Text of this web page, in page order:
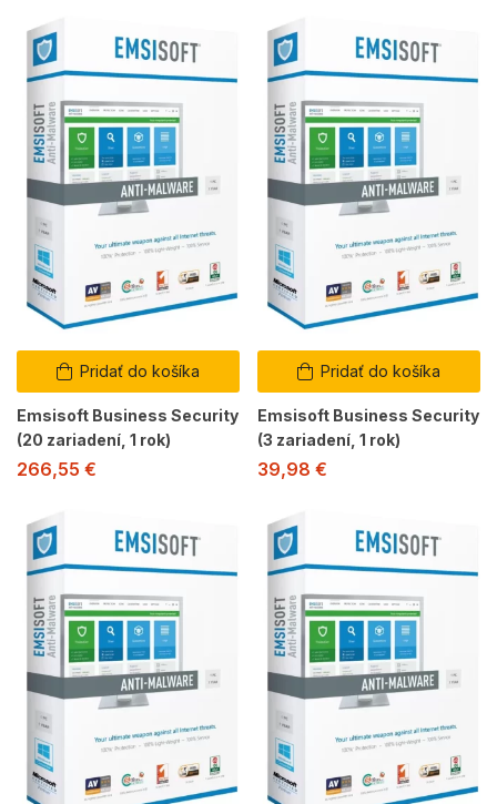
Pridať do košíka
Emsisoft Business Security
(20 zariadení, 1 rok)
266,55 €
Pridať do košíka
Emsisoft Business Security
(3 zariadení, 1 rok)
39,98 €